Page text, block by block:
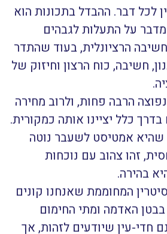
לכל דבר. ההבדל בתכונות הוא
על התעלות לגבהים
הרציונלית, בעוד שהתדר
חשיבה, כוח הרצון וחיזוק של
הרבה פחות, ולרוב מחירה
כלל יציינו אותה כמקורית.
שהיא אמטיסט לשעבר נוטה
זהו צהוב עם נוכחות
בהירה.
המחוממת שאנחנו קונים
האדמה ומתי החימום
חדי-עין שיודעים לזהות, אך